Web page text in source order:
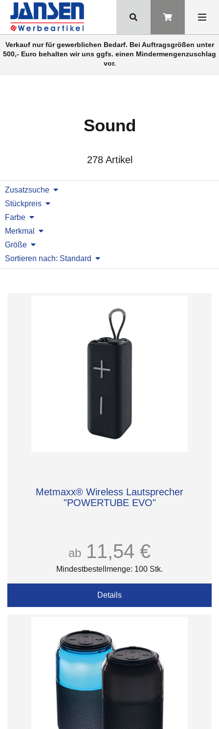
Verkauf nur für gewerblichen Bedarf. Bei Auftragsgrößen unter
500,- Euro behalten wir uns ggfs. einen Mindermengenzuschlag
vor.
Sound
278 Artikel
Zusatzsuche
Stückpreis
Farbe
Merkmal
Größe
Sortieren nach: Standard
Metmaxx® Wireless Lautsprecher
"POWERTUBE EVO"
ab 11,54 €
Mindestbestellmenge: 100 Stk.
Details